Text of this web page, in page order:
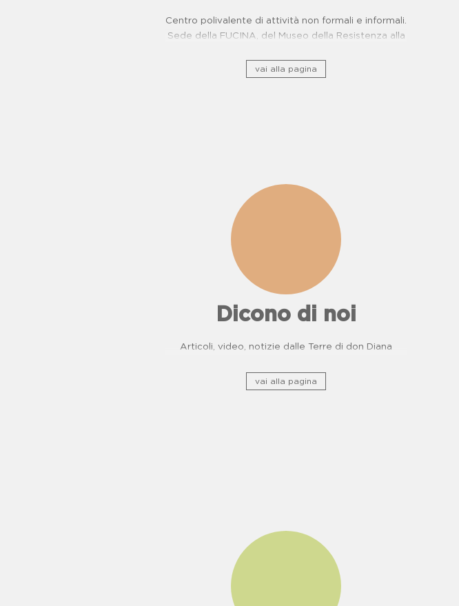
Centro polivalente di attività non formali e informali.
Sede della FUCINA, del Museo della Resistenza alla
Oncologiche. Proposte didattiche per scuole.
vai alla pagina
Dicono di noi
Articoli, video, notizie dalle Terre di don Diana
vai alla pagina